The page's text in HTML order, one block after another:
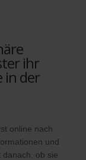
ihr
in der
online nach
und
ob sie